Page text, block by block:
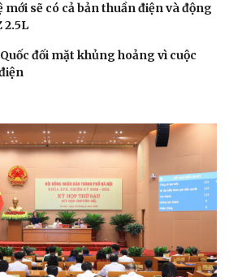
mới sẽ có cả bản thuần điện và động
2.5L
đối mặt khủng hoảng vì cuộc